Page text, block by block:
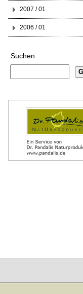
2007 / 01
2006 / 01
Suchen